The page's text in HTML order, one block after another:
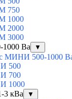
750
1000
2000
3000
Ва
▼
МИНИ 500-1000
500
700
1000
3 кВа
▼